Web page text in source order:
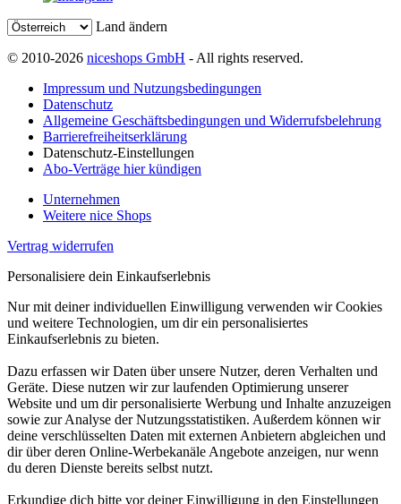
Land ändern
© 2010-2026 niceshops GmbH - All rights reserved.
Impressum und Nutzungsbedingungen
Datenschutz
Allgemeine Geschäftsbedingungen und Widerrufsbelehrung
Barrierefreiheitserklärung
Datenschutz-Einstellungen
Abo-Verträge hier kündigen
Unternehmen
Weitere nice Shops
Vertrag widerrufen
Personalisiere dein Einkaufserlebnis
Nur mit deiner individuellen Einwilligung verwenden wir Cookies
und weitere Technologien, um dir ein personalisiertes
Einkaufserlebnis zu bieten.
Dazu erfassen wir Daten über unsere Nutzer, deren Verhalten und
Geräte. Diese nutzen wir zur laufenden Optimierung unserer
Website und um dir personalisierte Werbung und Inhalte anzuzeigen
sowie zur Analyse der Nutzungsstatistiken. Außerdem können wir
deine verschlüsselten Daten mit externen Anbietern abgleichen und
dir über deren Online-Werbekanäle Angebote anzeigen, nur wenn
du deren Dienste bereits selbst nutzt.
Erkundige dich bitte vor deiner Einwilligung in den Einstellungen